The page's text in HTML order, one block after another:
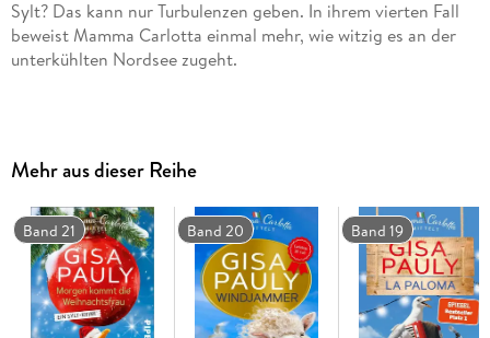
Sylt? Das kann nur Turbulenzen geben. In ihrem vierten Fall
beweist Mamma Carlotta einmal mehr, wie witzig es an der
unterkühlten Nordsee zugeht.
Seit 15 Jahren ist die Italienerin auf Sylt eine der beliebtesten
Protagonistinnen des witzigen Regionalkrimis. Reihenweise
SPIEGEL-Bestseller über die Privatermittlerin mit
Temperament und einem Näschen für Dinge, die sie
eigentlich nichts angehen, machen die Mamma-Carlotta-
Krimireihe zur perfekten Urlaubslektüre mit
Durchlesegarantie.
Mehr aus dieser Reihe
Band 21 Band 20 Band 19